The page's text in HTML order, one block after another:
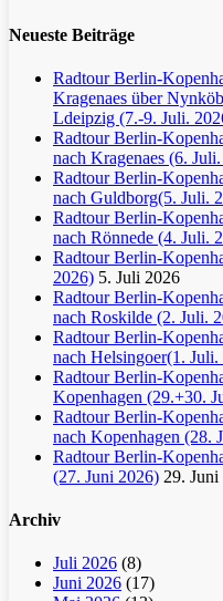
Neueste Beiträge
Radtour Berlin-
Kragenaes über
Ldeipzig (7.-9. Juli.
Radtour Berlin-
nach Kragenaes (6.
Radtour Berlin-
nach Guldborg(5. Juli.
Radtour Berlin-
nach Rönnede (4. Juli.
Radtour Berlin-
2026) 5. Juli 2026
Radtour Berlin-
nach Roskilde (2. Juli.
Radtour Berlin-
nach Helsingoer(1. Juli.
Radtour Berlin-
Kopenhagen (29.+30.
Radtour Berlin-
nach Kopenhagen (28.
Radtour Berlin-
(27. Juni 2026) 29. Juni
Archiv
Juli 2026 (8)
Juni 2026 (17)